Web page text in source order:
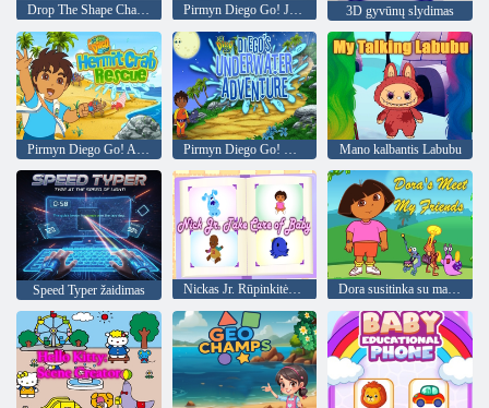
Pirmyn Diego Go! Jūrų vėžlys Tuga 3D gyvūnų slydimas
Pirmyn Diego Go! Atsiskyrėlis krabų gelbėjimas Pirmyn Diego Go! Diego nuotykis po vandeniu Mano kalbantis Labubu
Speed Typer žaidimas Nickas Jr. Rūpinkitės kūdikiu Dora susitinka su mano draugais